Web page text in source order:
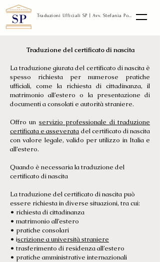
Traduzione del certificato di nascita
La traduzione giurata del certificato di nascita è
spesso richiesta per numerose pratiche
ufficiali, come la richiesta di cittadinanza, il
matrimonio all’estero o la presentazione di
documenti a consolati e autorità straniere.
Offro un servizio professionale di traduzione
certificata e asseverata del certificato di nascita
con valore legale, valido per utilizzo in Italia e
all’estero.
Quando è necessaria la traduzione del
certificato di nascita
La traduzione del certificato di nascita può
essere richiesta in diverse situazioni, tra cui:
• richiesta di cittadinanza
• matrimonio all’estero
• pratiche consolari
• iscrizione a università straniere
• trasferimento di residenza all’estero
• pratiche amministrative internazionali